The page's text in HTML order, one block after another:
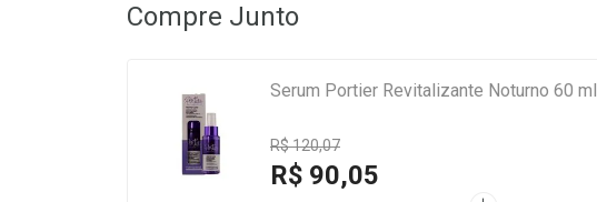
Compre Junto
Serum Portier Revitalizante Noturno 60 ml
R$ 120,07
R$ 90,05